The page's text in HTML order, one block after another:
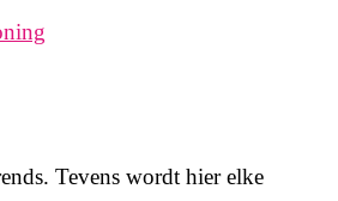
Tevens wordt hier elke